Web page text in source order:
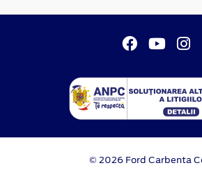
© 2026 Ford Carbenta